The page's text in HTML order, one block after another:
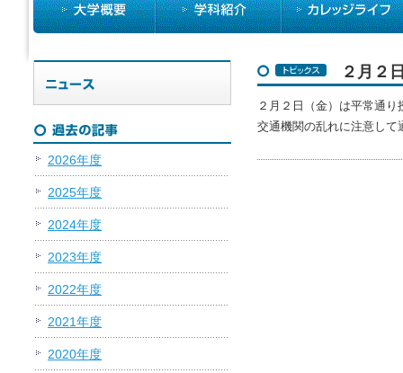
2026年度
2025年度
2024年度
2023年度
2022年度
2021年度
2020年度
２月２
２月２日（金）は平常通り
交通機関の乱れに注意して